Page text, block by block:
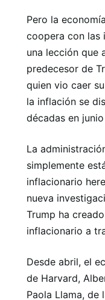
Pero la
coopera con las
una lección que
predecesor de
quien vio caer
la inflación se
décadas en
La
simplemente
inflacionario
nueva
Trump ha
inflacionario a
Desde abril, el
de Harvard,
Paola Llama, de